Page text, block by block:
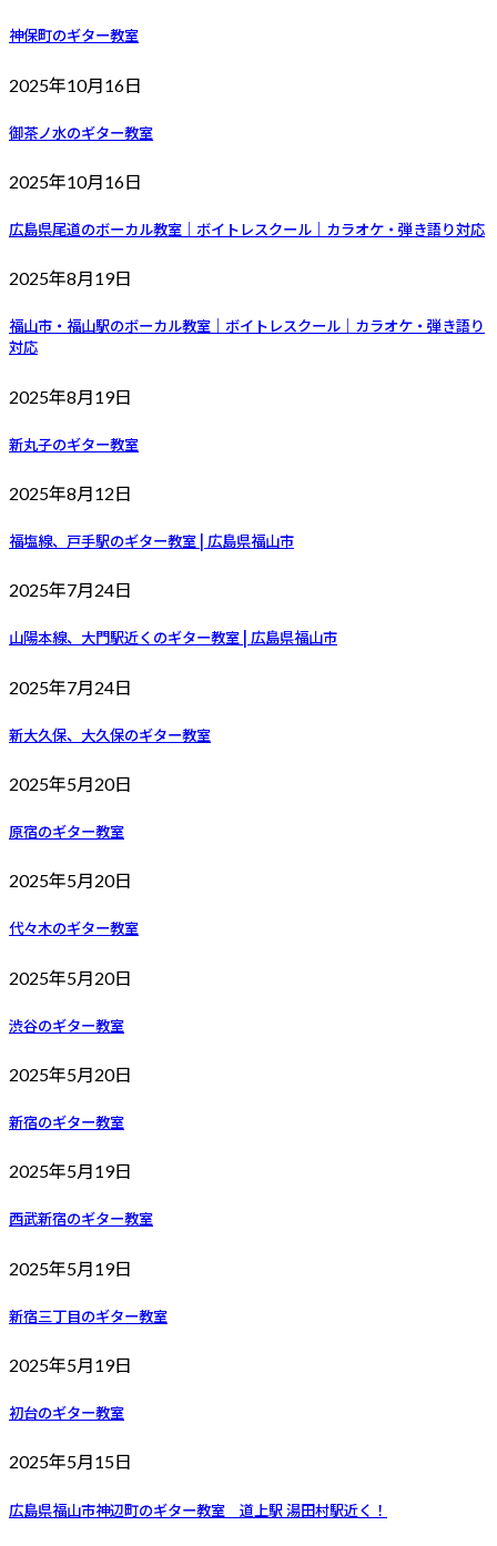
神保町のギター教室
2025年10月16日
御茶ノ水のギター教室
2025年10月16日
広島県尾道のボーカル教室｜ボイトレスクール｜カラオケ・弾き語り対応
2025年8月19日
福山市・福山駅のボーカル教室｜ボイトレスクール｜カラオケ・弾き語り
対応
2025年8月19日
新丸子のギター教室
2025年8月12日
福塩線、戸手駅のギター教室 | 広島県福山市
2025年7月24日
山陽本線、大門駅近くのギター教室 | 広島県福山市
2025年7月24日
新大久保、大久保のギター教室
2025年5月20日
原宿のギター教室
2025年5月20日
代々木のギター教室
2025年5月20日
渋谷のギター教室
2025年5月20日
新宿のギター教室
2025年5月19日
西武新宿のギター教室
2025年5月19日
新宿三丁目のギター教室
2025年5月19日
初台のギター教室
2025年5月15日
広島県福山市神辺町のギター教室 道上駅 湯田村駅近く！